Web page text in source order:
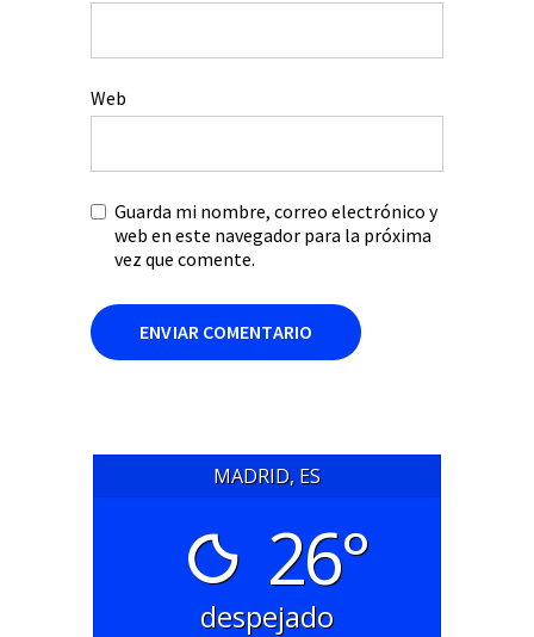
Web
Guarda mi nombre, correo electrónico y
web en este navegador para la próxima
vez que comente.
MADRID, ES
26°
despejado